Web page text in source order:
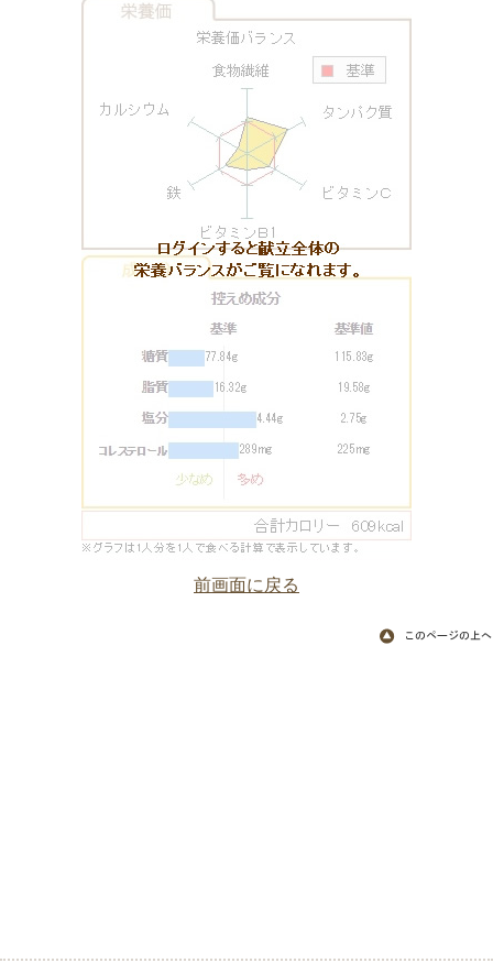
前画面に戻る